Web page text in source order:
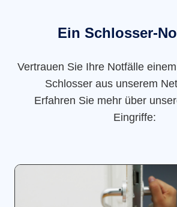
Ein Schlosser-
Vertrauen Sie Ihre Notfälle
Schlosser aus unserem
Erfahren Sie mehr über
Eingriffe: